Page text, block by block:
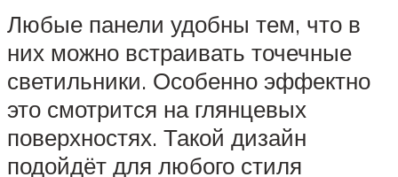
Любые панели удобны тем, что в
них можно встраивать точечные
светильники. Особенно эффектно
это смотрится на глянцевых
поверхностях. Такой дизайн
подойдёт для любого стиля